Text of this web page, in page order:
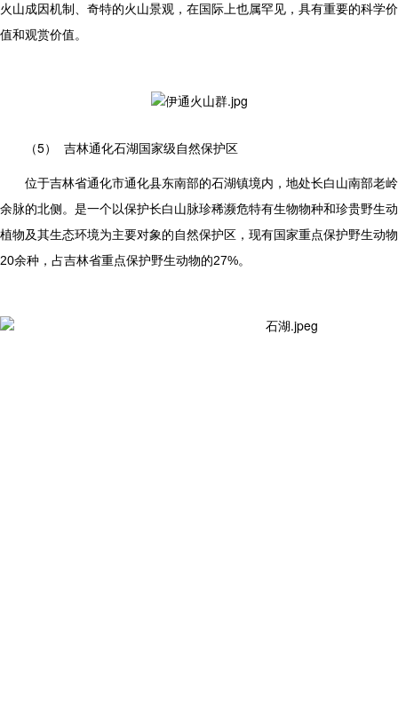
火山成因机制、奇特的火山景观，在国际上也属罕见，具有重要的科学价
值和观赏价值。
（5） 吉林通化石湖国家级自然保护区
位于吉林省通化市通化县东南部的石湖镇境内，地处长白山南部老岭
余脉的北侧。是一个以保护长白山脉珍稀濒危特有生物物种和珍贵野生动
植物及其生态环境为主要对象的自然保护区，现有国家重点保护野生动物
20余种，占吉林省重点保护野生动物的27%。